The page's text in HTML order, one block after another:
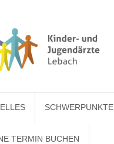
SCHWERPUNKTE
TERMIN BUCHEN